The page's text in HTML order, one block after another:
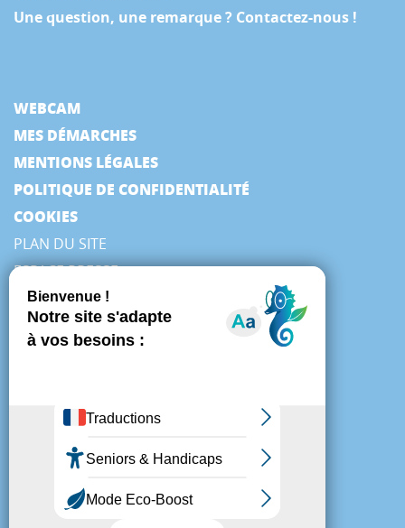
Une question, une remarque ? Contactez-nous !
WEBCAM
MES DÉMARCHES
MENTIONS LÉGALES
POLITIQUE DE CONFIDENTIALITÉ
COOKIES
PLAN DU SITE
ESPACE PRESSE